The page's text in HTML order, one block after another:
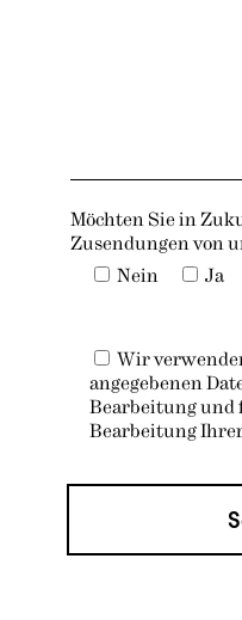
Möchten Sie in
Zusendungen von
Nein
Ja
Wir
angegebenen
Bearbeitung und
Bearbeitung